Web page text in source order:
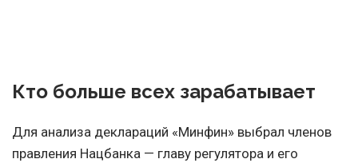
Кто больше всех зарабатывает
Для анализа деклараций «Минфин» выбрал членов
правления Нацбанка — главу регулятора и его